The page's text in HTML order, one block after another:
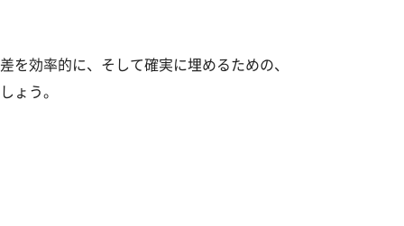
効率的に、そして確実に埋めるための、
ょう。